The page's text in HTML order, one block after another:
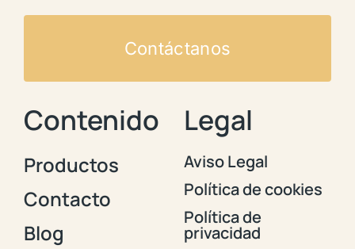
Contáctanos
Contenido
Productos
Contacto
Blog
Legal
Aviso Legal
Política de cookies
Política de
privacidad